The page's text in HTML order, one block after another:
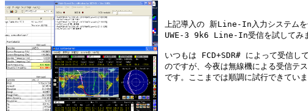
上記導入の 新Line-In入力システムを
UWE-3 9k6 Line-In受信を試してみま
いつもは FCD+SDR# によって受信し
のですが、今夜は無線機による受信テス
です。ここまでは順調に試行できていま